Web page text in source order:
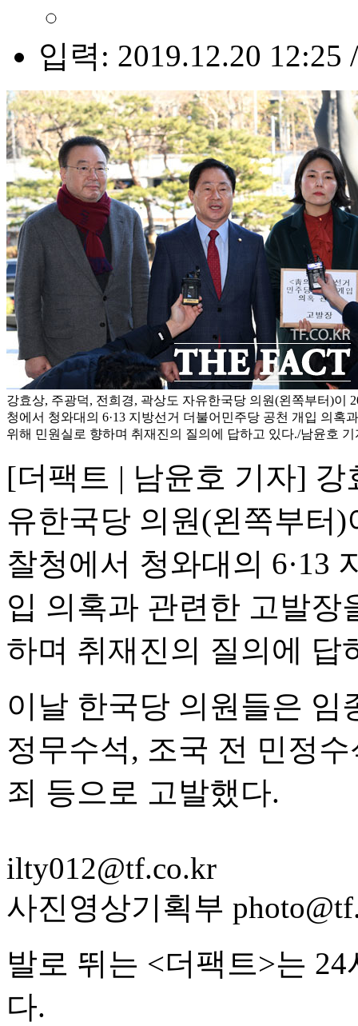
입력: 2019.12.20 12:25
강효상, 주광덕, 전희경, 곽상도 자유한국당 의원(왼쪽부터)이
청에서 청와대의 6·13 지방선거 더불어민주당 공천 개입 의혹
위해 민원실로 향하며 취재진의 질의에 답하고 있다./남윤호 기
[더팩트 | 남윤호 기자]
유한국당 의원(왼쪽부터
찰청에서 청와대의 6·13
입 의혹과 관련한 고발장
하며 취재진의 질의에 답
이날 한국당 의원들은 임
정무수석, 조국 전 민정
죄 등으로 고발했다.
ilty012@tf.co.kr
사진영상기획부
발로 뛰는 <더팩트>는
다.